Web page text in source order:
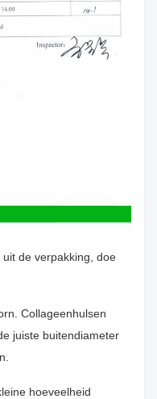
de verpakking, doe
Collageenhulsen
juiste buitendiameter
hoeveelheid